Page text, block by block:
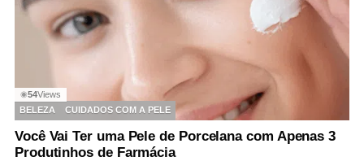
◉54Views
BELEZA
CUIDADOS COM A PELE
Você Vai Ter uma Pele de Porcelana com Apenas 3
Produtinhos de Farmácia